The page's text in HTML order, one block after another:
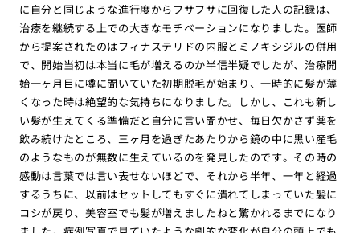
に自分と同じような進行度からフサフサに回復した人の記録は、
治療を継続する上での大きなモチベーションになりました。医師
から提案されたのはフィナステリドの内服とミノキシジルの併用
で、開始当初は本当に毛が増えるのか半信半疑でしたが、治療開
始一ヶ月目に噂に聞いていた初期脱毛が始まり、一時的に髪が薄
くなった時は絶望的な気持ちになりました。しかし、これも新し
い髪が生えてくる準備だと自分に言い聞かせ、毎日欠かさず薬を
飲み続けたところ、三ヶ月を過ぎたあたりから鏡の中に黒い産毛
のようなものが無数に生えているのを発見したのです。その時の
感動は言葉では言い表せないほどで、それから半年、一年と経過
するうちに、以前はセットしてもすぐに潰れてしまっていた髪に
コシが戻り、美容室でも髪が増えましたねと驚かれるまでになり